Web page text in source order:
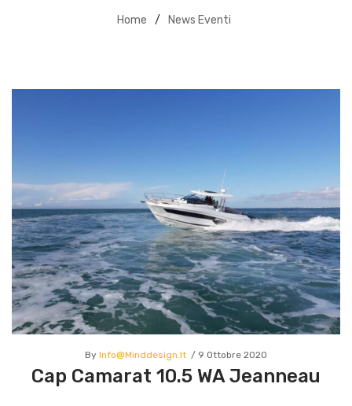
Home / News Eventi
By Info@minddesign.it 9 Ottobre 2020
Cap Camarat 10.5 WA Jeanneau